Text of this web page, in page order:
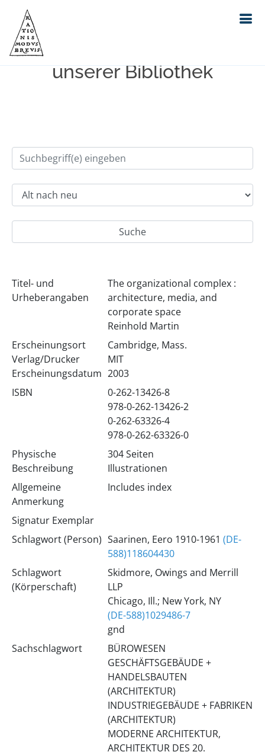
Einfache Suche im Bestand
unserer Bibliothek
Titel- und
Urheberangaben
The organizational complex :
architecture, media, and
corporate space
Reinhold Martin
Erscheinungsort
Verlag/Drucker
Erscheinungsdatum
Cambridge, Mass.
MIT
2003
ISBN
0-262-13426-8
978-0-262-13426-2
0-262-63326-4
978-0-262-63326-0
Physische
Beschreibung
304 Seiten
Illustrationen
Allgemeine
Anmerkung
Includes index
Signatur Exemplar
Schlagwort (Person) Saarinen, Eero 1910-1961 (DE-
588)118604430
Schlagwort
(Körperschaft)
Skidmore, Owings and Merrill
LLP
Chicago, Ill.; New York, NY
(DE-588)1029486-7
gnd
Sachschlagwort
BÜROWESEN
GESCHÄFTSGEBÄUDE +
HANDELSBAUTEN
(ARCHITEKTUR)
INDUSTRIEGEBÄUDE + FABRIKEN
(ARCHITEKTUR)
MODERNE ARCHITEKTUR,
ARCHITEKTUR DES 20.